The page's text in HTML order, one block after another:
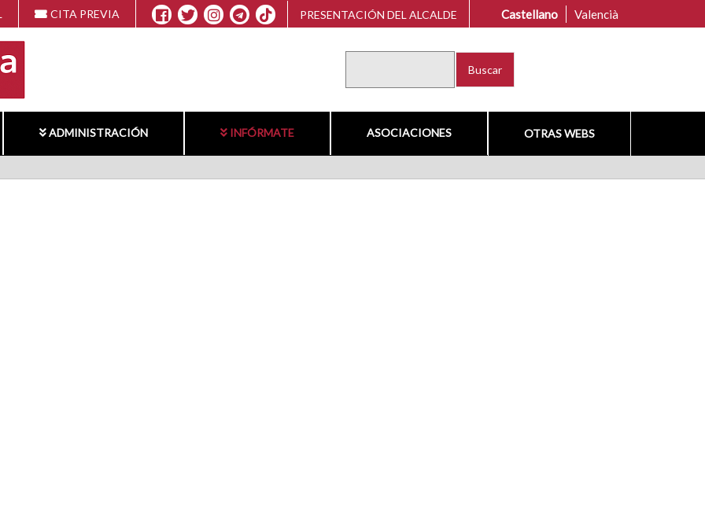
CITA PREVIA PRESENTACIÓN DEL ALCALDE Castellano Valencià
ADMINISTRACIÓN INFÓRMATE ASOCIACIONES OTRAS WEBS